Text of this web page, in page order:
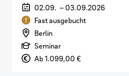
Veranstaltungszeitraum
02.09. –03.09.2026
Verfügbarkeit
Fast ausgebucht
Veranstaltungsort
Berlin
Art der Veranstaltung
Seminar
PreisAb 1.099,00 €